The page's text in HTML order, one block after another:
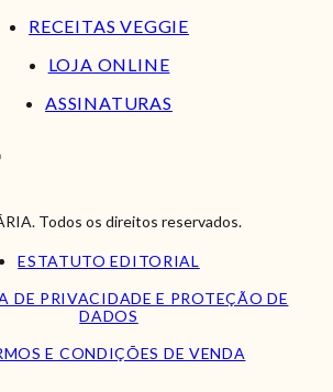
RECEITAS VEGGIE
LOJA ONLINE
ASSINATURAS
Todos os direitos reservados.
ESTATUTO EDITORIAL
DE PRIVACIDADE E PROTEÇÃO DE
DADOS
E CONDIÇÕES DE VENDA